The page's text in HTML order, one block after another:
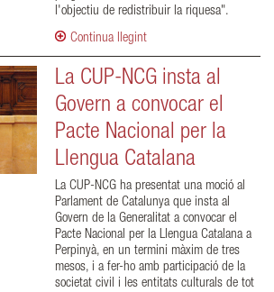
l'objectiu de redistribuir la riquesa".
Continua llegint
La CUP-NCG insta al
Govern a convocar el
Pacte Nacional per la
Llengua Catalana
La CUP-NCG ha presentat una moció al
Parlament de Catalunya que insta al
Govern de la Generalitat a convocar el
Pacte Nacional per la Llengua Catalana a
Perpinyà, en un termini màxim de tres
mesos, i a fer-ho amb participació de la
societat civil i les entitats culturals de tot